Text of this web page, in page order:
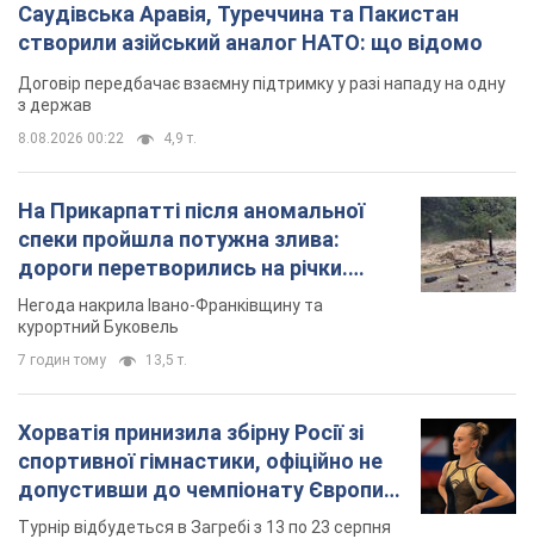
Саудівська Аравія, Туреччина та Пакистан
створили азійський аналог НАТО: що відомо
Договір передбачає взаємну підтримку у разі нападу на одну
з держав
8.08.2026 00:22 4,9 т.
На Прикарпатті після аномальної
спеки пройшла потужна злива:
дороги перетворились на річки.
Відео
Негода накрила Івано-Франківщину та
курортний Буковель
7 годин тому 13,5 т.
Хорватія принизила збірну Росії зі
спортивної гімнастики, офіційно не
допустивши до чемпіонату Європи
основних спортсменів
Турнір відбудеться в Загребі з 13 по 23 серпня